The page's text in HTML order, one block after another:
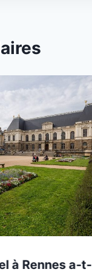
à Rennes a-t-